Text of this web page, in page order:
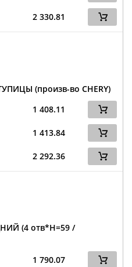
2 330.81
(произв-во CHERY)
1 408.11
1 413.84
2 292.36
(4 отв*H=59 /
1 790.07